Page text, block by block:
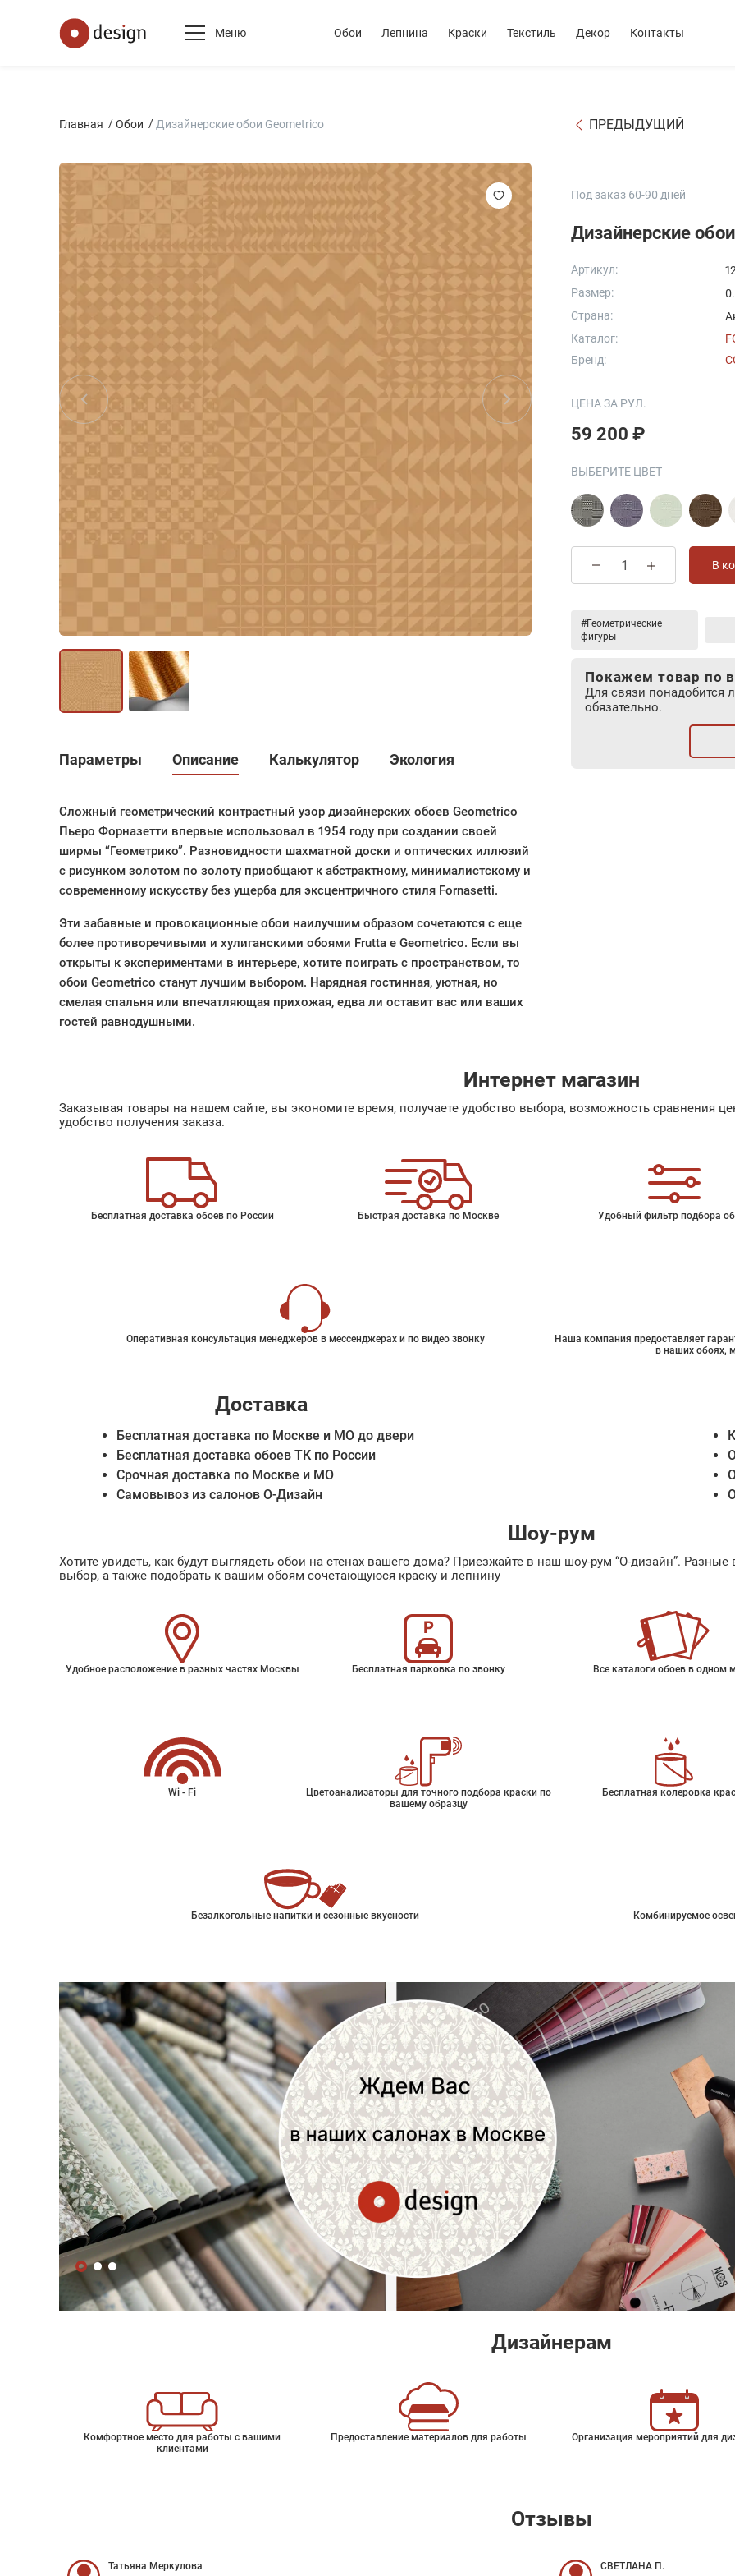
Меню Обои Лепнина Краски Текстиль Декор Контакты
Главная Обои Дизайнерские обои Geometrico ПРЕДЫДУЩИЙ
Параметры Описание Калькулятор Экология
Сложный геометрический контрастный узор дизайнерских обоев Geometrico
Пьеро Форназетти впервые использовал в 1954 году при создании своей
ширмы “Геометрико”. Разновидности шахматной доски и оптических иллюзий
с рисунком золотом по золоту приобщают к абстрактному, минималистскому и
современному искусству без ущерба для эксцентричного стиля Fornasetti.
Эти забавные и провокационные обои наилучшим образом сочетаются с еще
более противоречивыми и хулиганскими обоями Frutta e Geometrico. Если вы
открыты к экспериментами в интерьере, хотите поиграть с пространством, то
обои Geometrico станут лучшим выбором. Нарядная гостинная, уютная, но
смелая спальня или впечатляющая прихожая, едва ли оставит вас или ваших
гостей равнодушными.
Под заказ 60-90 дней
Дизайнерские
Артикул:
Размер:
Страна:
Каталог:
Бренд:
ЦЕНА ЗА РУЛ.
59 200 ₽
ВЫБЕРИТЕ ЦВЕТ
В
#Геометрические
фигуры
Покажем товар по
Для связи понадобится
обязательно.
Интернет магазин
Заказывая товары на нашем сайте, вы экономите время, получаете удобство выбора, возможность сравнения
удобство получения заказа.
Бесплатная доставка обоев по России Быстрая доставка по Москве Удобный фильтр подбора
Оперативная консультация менеджеров в мессенджерах и по видео звонку
Наша компания предоставляет
в наших обоях,
Доставка
Бесплатная доставка по Москве и МО до двери
Бесплатная доставка обоев ТК по России
Срочная доставка по Москве и МО
Самовывоз из салонов О-Дизайн
Шоу-рум
Хотите увидеть, как будут выглядеть обои на стенах вашего дома? Приезжайте в наш шоу-рум “О-дизайн”.
выбор, а также подобрать к вашим обоям сочетающуюся краску и лепнину
Удобное расположение в разных частях Москвы Бесплатная парковка по звонку Все каталоги обоев в одном
Wi - Fi
Цветоанализаторы для точного подбора краски по
вашему образцу
Бесплатная колеровка
Безалкогольные напитки и сезонные вкусности Комбинируемое
Дизайнерам
Комфортное место для работы с вашими
клиентами
Предоставление материалов для работы Организация мероприятий для
Отзывы
Татьяна Меркулова СВЕТЛАНА П.